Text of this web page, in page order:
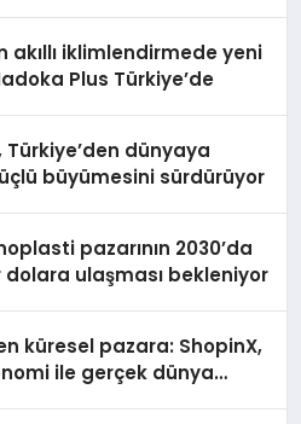
akıllı iklimlendirmede yeni
Plus Türkiye’de
Türkiye’den dünyaya
büyümesini sürdürüyor
pazarının 2030’da
dolara ulaşması bekleniyor
küresel pazara: ShopinX,
ile gerçek dünya